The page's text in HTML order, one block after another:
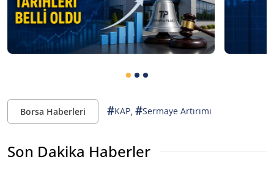
Borsa Haberleri #KAP, #Sermaye Artırımı
Son Dakika Haberler